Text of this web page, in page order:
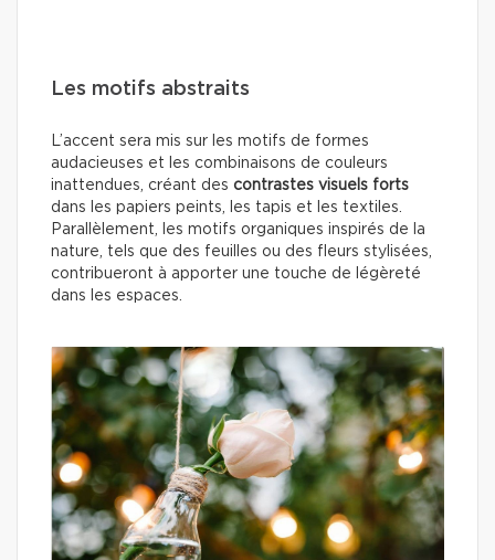
Les motifs abstraits
L’accent sera mis sur les motifs de formes
audacieuses et les combinaisons de couleurs
inattendues, créant des contrastes visuels forts
dans les papiers peints, les tapis et les textiles.
Parallèlement, les motifs organiques inspirés de la
nature, tels que des feuilles ou des fleurs stylisées,
contribueront à apporter une touche de légèreté
dans les espaces.